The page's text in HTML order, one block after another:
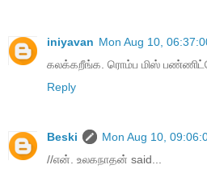
iniyavan Mon Aug 10,
கலக்கறீங்க. ரொம்ப மிஸ்
Reply
Beski
Mon Aug 10,
//என். உலகநாதன் said...